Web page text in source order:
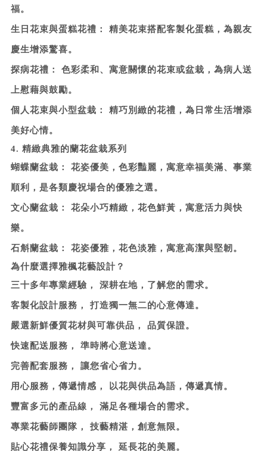
福。
生日花束與蛋糕花禮： 精美花束搭配客製化蛋糕，為親友
慶生增添驚喜。
探病花禮： 色彩柔和、寓意關懷的花束或盆栽，為病人送
上慰藉與鼓勵。
個人花束與小型盆栽： 精巧別緻的花禮，為日常生活增添
美好心情。
4. 精緻典雅的蘭花盆栽系列
蝴蝶蘭盆栽：
花姿優美，色彩豔麗，寓意幸福美滿、事業
順利，是各類慶祝場合的優雅之選。
文心蘭盆栽： 花朵小巧精緻，花色鮮黃，寓意活力與快
樂。
石斛蘭盆栽：
花姿優雅，花色淡雅，寓意高潔與堅韌。
為什麼選擇雅楓花藝設計？
三十多年專業經驗，
深耕在地，了解您的需求。
客製化設計服務， 打造獨一無二的心意傳達。
嚴選新鮮優質花材與可靠供品， 品質保證。
快速配送服務， 準時將心意送達。
完善配套服務， 讓您省心省力。
用心服務，傳遞情感， 以花與供品為語，傳遞真情。
豐富多元的產品線， 滿足各種場合的需求。
專業花藝師團隊， 技藝精湛，創意無限。
貼心花禮保養知識分享， 延長花的美麗。